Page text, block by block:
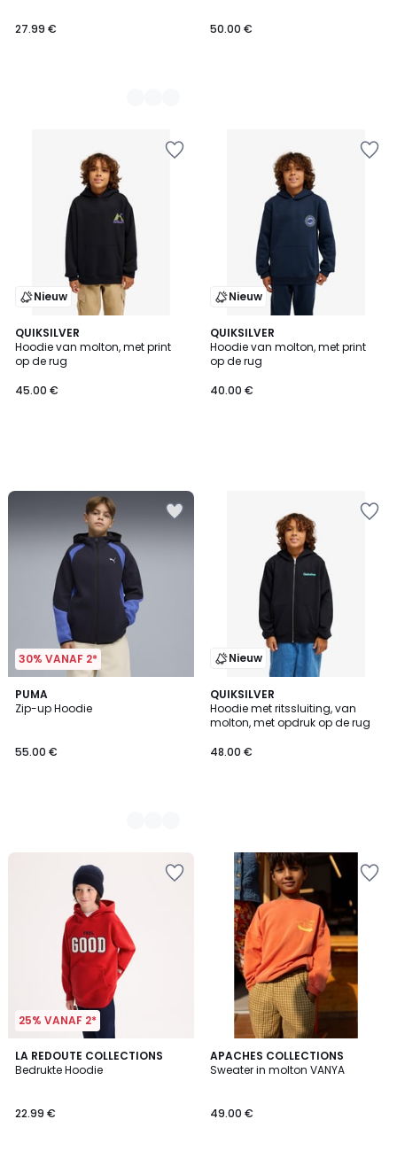
27.99 € 50.00 €
Nieuw
QUIKSILVER
Hoodie van molton, met print
op de rug
45.00 €
Nieuw
QUIKSILVER
Hoodie van molton, met print
op de rug
40.00 €
30% VANAF 2*
PUMA
Zip-up Hoodie
55.00 €
2
Kleuren
Nieuw
QUIKSILVER
Hoodie met ritssluiting, van
molton, met opdruk op de rug
48.00 €
25% VANAF 2*
LA REDOUTE COLLECTIONS
Bedrukte Hoodie
22.99 €
APACHES COLLECTIONS
Sweater in molton VANYA
49.00 €